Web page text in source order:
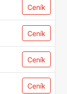
Ceník
Ceník
Ceník
Ceník